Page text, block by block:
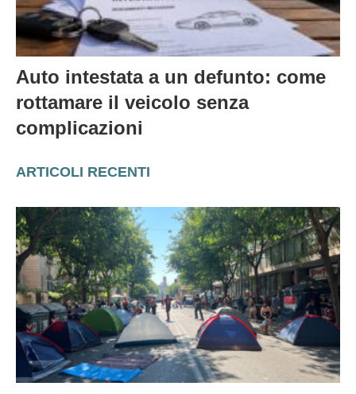
Auto intestata a un defunto: come
rottamare il veicolo senza
complicazioni
ARTICOLI RECENTI